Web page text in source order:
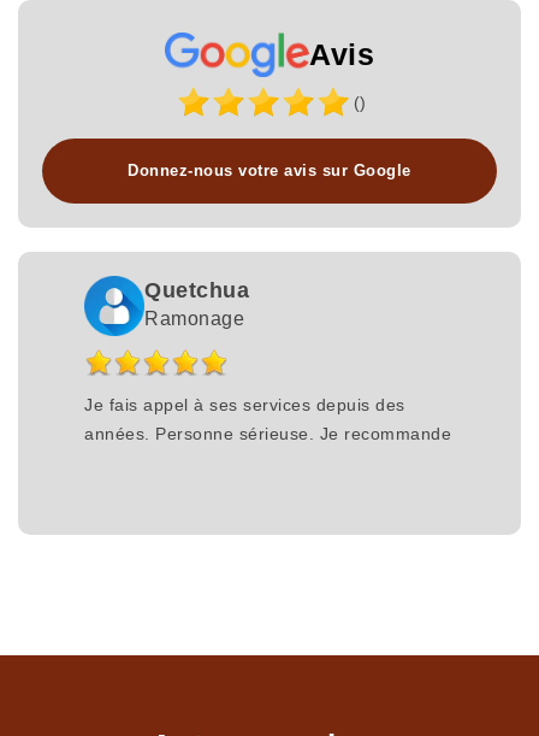
Avis
()
Donnez-nous votre avis sur Google
Quetchua
Ramonage
Je fais appel à ses services depuis des
années. Personne sérieuse. Je recommande